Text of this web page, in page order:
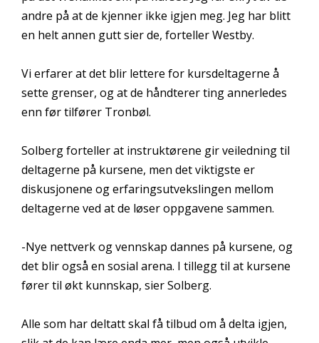
andre på at de kjenner ikke igjen meg. Jeg har blitt
en helt annen gutt sier de, forteller Westby.
Vi erfarer at det blir lettere for kursdeltagerne å
sette grenser, og at de håndterer ting annerledes
enn før tilfører Tronbøl.
Solberg forteller at instruktørene gir veiledning til
deltagerne på kursene, men det viktigste er
diskusjonene og erfaringsutvekslingen mellom
deltagerne ved at de løser oppgavene sammen.
-Nye nettverk og vennskap dannes på kursene, og
det blir også en sosial arena. I tillegg til at kursene
fører til økt kunnskap, sier Solberg.
Alle som har deltatt skal få tilbud om å delta igjen,